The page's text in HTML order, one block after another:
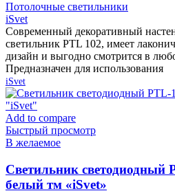
Потолочные светильники
iSvet
Современный декоративный
светильник PTL 102, имеет
дизайн и выгодно смотрится в
Предназначен для использования
iSvet
Add to compare
Быстрый просмотр
В желаемое
Cветильник светодиодный
белый тм «iSvet»